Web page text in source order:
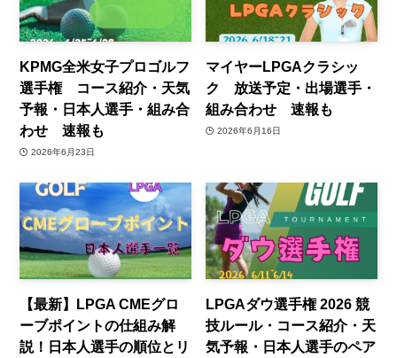
KPMG全米女子プロゴルフ
選手権 コース紹介・天気
予報・日本人選手・組み合
わせ 速報も
2026年6月23日
マイヤーLPGAクラシッ
ク 放送予定・出場選手・
組み合わせ 速報も
2026年6月16日
【最新】LPGA CMEグロ
ーブポイントの仕組み解
説！日本人選手の順位とリ
LPGAダウ選手権 2026 競
技ルール・コース紹介・天
気予報・日本人選手のペア